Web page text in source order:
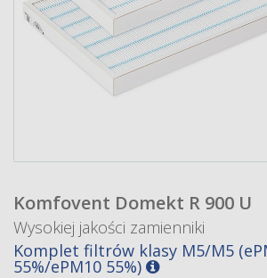
Komfovent Domekt R 900 U
Wysokiej jakości zamienniki
Komplet filtrów klasy M5/M5
55%/ePM10 55%)